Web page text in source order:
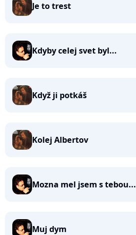
Je to trest
Kdyby celej svet byl...
Když ji potkáš
Kolej Albertov
Mozna mel jsem s tebou...
Muj dym